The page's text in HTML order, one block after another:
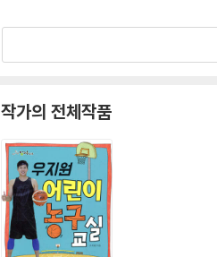
작가의 전체작품